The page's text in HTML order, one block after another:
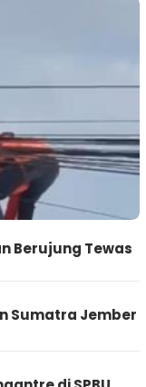
Berujung Tewas
Sumatra Jember